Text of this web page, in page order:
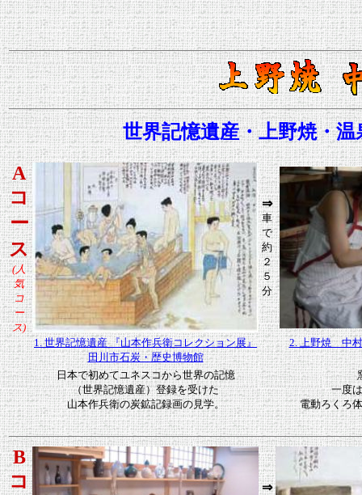
世界記憶遺産・上野焼・温
A
コ
ー
ス
(人
気
コ
ー
ス)
⇒
車
で
約
２
５
分
1. 世界記憶遺産 『山本作兵衛コレクション展』
田川市石炭・歴史博物館
2. 上野焼 中村
日本で初めてユネスコから世界の記憶
（世界記憶遺産）登録を受けた
山本作兵衛の炭鉱記録画の見学。
一度
電動ろくろ
B
コ
⇒